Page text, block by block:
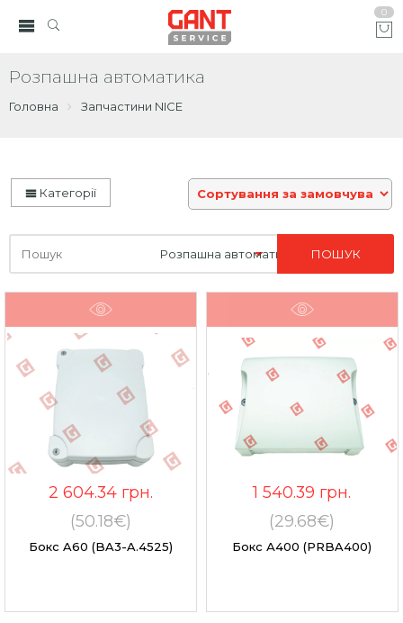
0
Розпашна автоматика
Головна Запчастини NICE
Категорії
Шукайте
тут
2 604.34 грн.
(50.18€)
Бокс A60 (BA3-A.4525)
1 540.39 грн.
(29.68€)
Бокс А400 (PRBA400)